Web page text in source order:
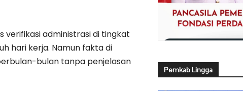
verifikasi administrasi di tingkat
hari kerja. Namun fakta di
bulan tanpa penjelasan
Pemkab Lingga